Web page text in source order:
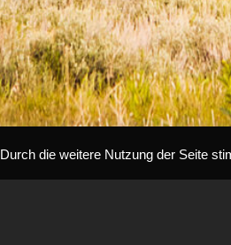
Durch die weitere Nutzung der Seite